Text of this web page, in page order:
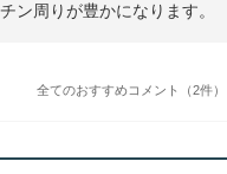
ン周りが豊かになります。
全てのおすすめコメント（2件）